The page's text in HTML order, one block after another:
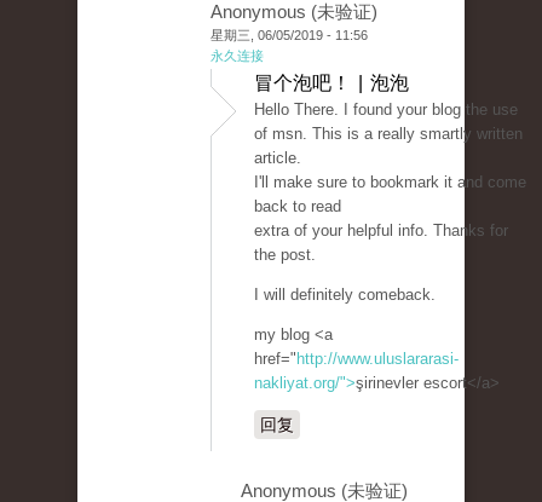
Anonymous (未验证)
星期三, 06/05/2019 - 11:56
永久连接
冒个泡吧！ | 泡泡
Hello There. I found your blog the use
of msn. This is a really smartly written
article.
I'll make sure to bookmark it and come
back to read
extra of your helpful info. Thanks for
the post.
I will definitely comeback.
my blog <a
href=" http://www.uluslararasi-
nakliyat.org/">şirinevler escort</a>
回复
Anonymous (未验证)